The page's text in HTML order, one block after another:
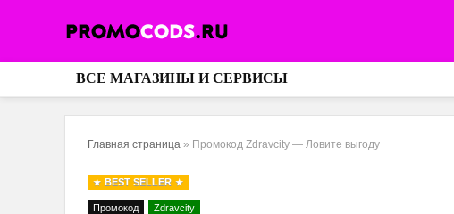
ВСЕ МАГАЗИНЫ И СЕРВИСЫ
Главная страница » Промокод Zdravcity — Ловите выгоду
BEST SELLER
Промокод Zdravcity